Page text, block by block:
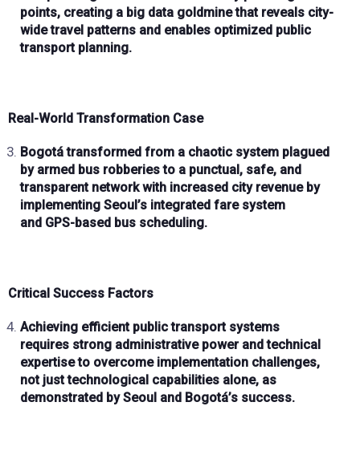
points, creating a big data goldmine that reveals city-
wide travel patterns and enables optimized public
transport planning.
Real-World Transformation Case
Bogotá transformed from a chaotic system plagued
by armed bus robberiesto a punctual, safe, and
transparentnetwork with increased city revenue by
implementing Seoul’s integrated fare system
and GPS-based bus scheduling.
Critical Success Factors
Achieving efficient public transport systems
requires strong administrative power and technical
expertiseto overcome implementation challenges,
not just technological capabilities alone, as
demonstrated by Seoul and Bogotá’s success.